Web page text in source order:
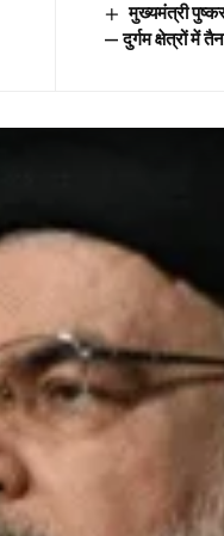
मुख्यमंत्री
— दुर्गम क्षेत्रों में